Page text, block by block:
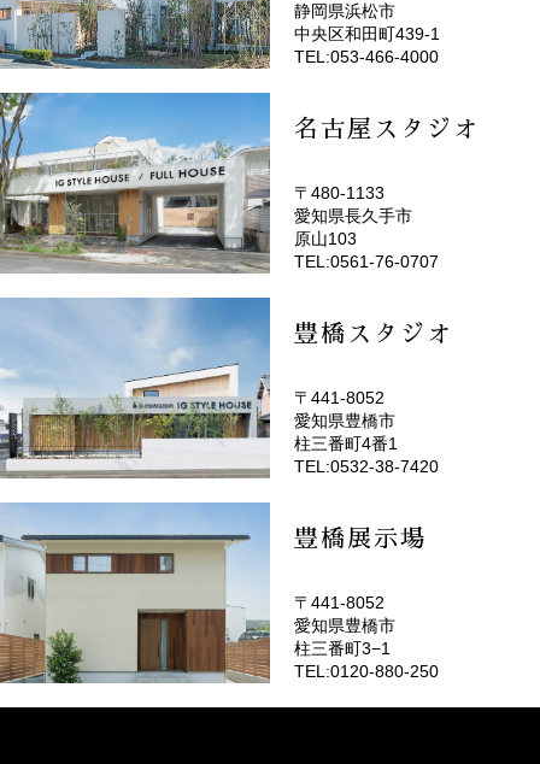
(EMOTOP浜松)
静岡県浜松市
中央区和田町439-1
TEL:053-466-4000
名古屋スタジオ
(EMOTOP名古屋)
〒480-1133
愛知県長久手市
原山103
TEL:0561-76-0707
豊橋スタジオ
(EMOTOP豊橋)
〒441-8052
愛知県豊橋市
柱三番町4番1
TEL:0532-38-7420
豊橋展示場
〒441-8052
愛知県豊橋市
柱三番町3−1
TEL:0120-880-250